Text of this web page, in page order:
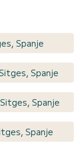
Spanje
Spanje
Spanje
Spanje